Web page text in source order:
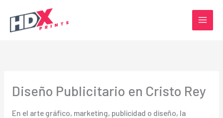
contenido
Diseño Publicitario en Cristo Rey
En el arte gráfico, marketing, publicidad o diseño, la